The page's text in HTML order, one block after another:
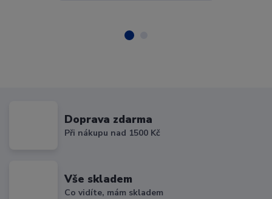
Doprava zdarma
Při nákupu nad 1500 Kč
Vše skladem
Co vidíte, mám skladem